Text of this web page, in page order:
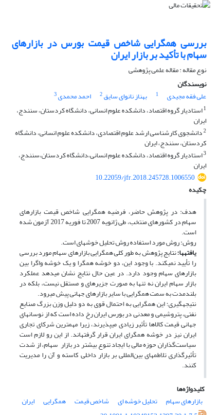
بررسی همگرایی شاخص قیمت بورس در بازارهای
سهام با تأکید بر بازار ایران
نوع مقاله : مقاله علمی پژوهشی
نویسندگان
علی فقه مجیدی
1 بهناز نانوای سایق2 احمد محمدی3
1استادیار گروه اقتصاد، دانشکده علوم انسانی، دانشگاه کردستان، سنندج،
ایران
2دانشجوی کارشناسی ارشد علوم اقتصادی، دانشکده علوم انسانی، دانشگاه
کردستان، سنندج، ایران
3استادیار گروه اقتصاد، دانشکده علوم انسانی،دانشگاه کردستان،سنندج،
ایران
10.22059/jfr.2018.245728.1006550
چکیده
هدف: در پژوهش حاضر، فرضیه همگرایی شاخص قیمت بازارهای
سهام در کشورهای منتخب، طی ژانویه 2007 تا فوریه 2017 آزمون شده
است.
روش: روش مورد استفاده روش تحلیل خوشه‎ای است.
یافتهها:نتایج پژوهش به طور کلی همگرایی بازارهای سهام مورد بررسی
را تأیید نمی­کند. با وجود این، دو خوشه همگرا و یک خوشه واگرا بین
بازارهای سهام وجود دارد. در عین حال نتایج نشان می­دهد عملکرد
بازار سهام ایران نه ‌تنها به صورت جزیره­ای و مستقل نیست، بلکه در
بلندمدت به سمت همگرایی با سایر بازارهای جهانی پیش می‎رود.
نتیجه‎گیری: این همگرایی به احتمال قوی به دو دلیل وزن بزرگ صنایع
نفتی، پتروشیمی و معدنی در بورس ایران رخ داده است که از نوسان‎های
جهانی قیمت کالاها تأثیر زیادی می‎پذیرند، زیرا مهم­ترین شرکای تجاری
ایران نیز در خوشه همگرای ایران قرار گرفته­اند. از این رو لازم است
سیاست‌گذاران حوزه مالی با ایجاد تنوع بیشتر در بازار سهام، از شدت
تأثیرگذاری تلاطم­های بین‌المللی بر بازار داخلی کاسته و آن را مدیریت
کنند.
کلیدواژه‌ها
بازارهای سهام
تحلیل خوشه ای شاخص قیمت همگرایی
ایران